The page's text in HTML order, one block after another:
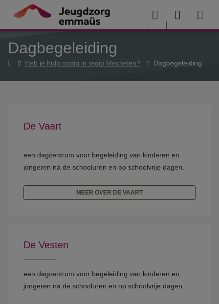
Overslaan en naar de inhoud gaan
Menu User
Dagbegeleiding
HomeHeb je hulp nodig in regio Mechelen? Dagbegeleiding
De Vaart
een dagcentrum voor begeleiding van kinderen en
jongeren na de schooluren en op schoolvrije dagen.
MEER OVER DE VAART
De Vesten
een dagcentrum voor begeleiding van kinderen en
jongeren na de schooluren en op schoolvrije dagen.